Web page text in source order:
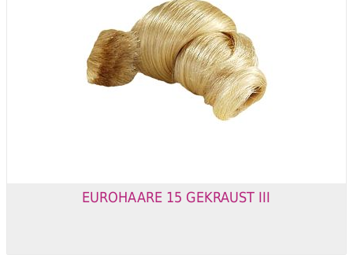
EUROHAARE 15 GEKRAUST III